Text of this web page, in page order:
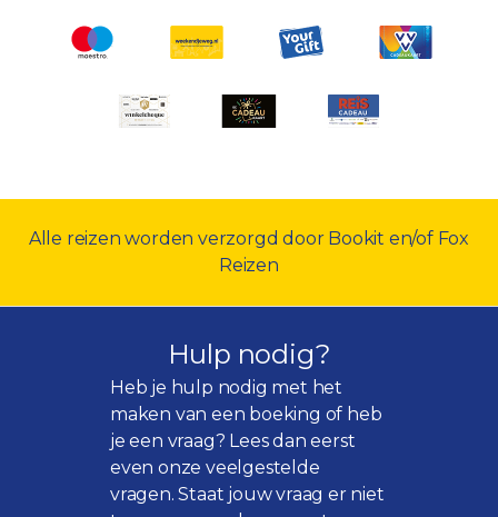
Alle reizen worden verzorgd door Bookit en/of Fox
Reizen
Hulp nodig?
Heb je hulp nodig met het
maken van een boeking of heb
je een vraag? Lees dan eerst
even onzeveelgestelde
vragen. Staat jouw vraag er niet